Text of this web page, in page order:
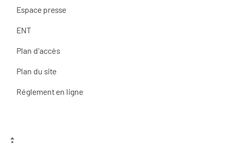
Espace presse
ENT
Plan d'accès
Plan du site
Réglement en ligne